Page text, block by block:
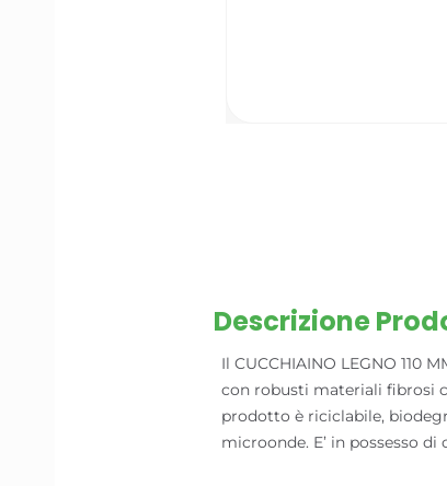
Descrizione
Il CUCCHIAINO LEGNO 110
con robusti materiali fibrosi
prodotto è riciclabile,
microonde. E’ in possesso